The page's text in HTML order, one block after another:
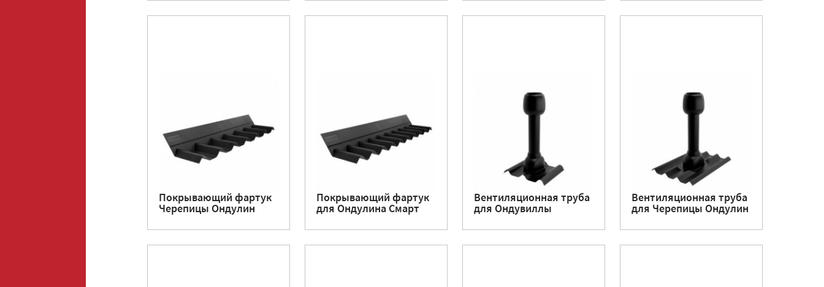
Покрывающий фартук
Черепицы Ондулин
Покрывающий фартук
для Ондулина Смарт
Вентиляционная труба
для Ондувиллы
Вентиляционная труба
для Черепицы Ондулин